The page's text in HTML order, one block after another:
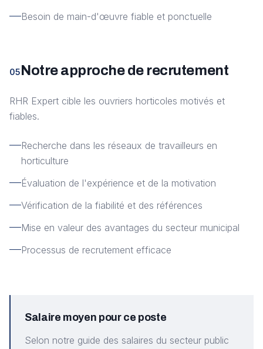
Besoin de main-d'œuvre fiable et ponctuelle
05Notre approche de recrutement
RHR Expert cible les ouvriers horticoles motivés et
fiables.
Recherche dans les réseaux de travailleurs en
horticulture
Évaluation de l'expérience et de la motivation
Vérification de la fiabilité et des références
Mise en valeur des avantages du secteur municipal
Processus de recrutement efficace
Salaire moyen pour ce poste
Selon notre guide des salaires du secteur public